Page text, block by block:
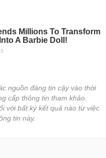
nguồn đáng tin cậy vào thời
cấp thông tin tham khảo.
với bất kỳ kết quả nào từ việc
tin này.